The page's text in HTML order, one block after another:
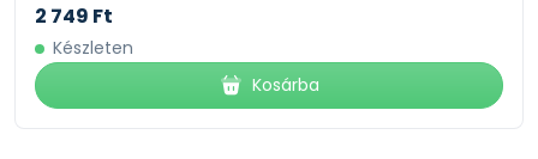
2 749 Ft
Készleten
Kosárba